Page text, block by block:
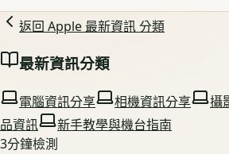
返回 Apple 最新資訊分類
最新資訊分類
電腦資訊分享 相機資訊分享 攝
品資訊
新手教學與機台指南
3分鐘檢測